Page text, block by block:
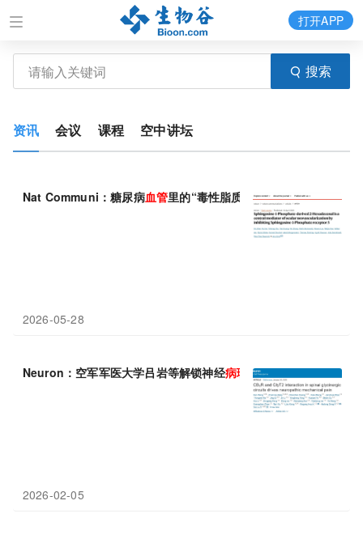
搜索
打开APP
资讯 会议 课程 空中讲坛
Nat Communi：糖尿病血管里的“毒性脂质”，上海交大仁济医院/
2026-05-28
Neuron：空军军医大学吕岩等解锁神经病理性疼痛新机制
2026-02-05